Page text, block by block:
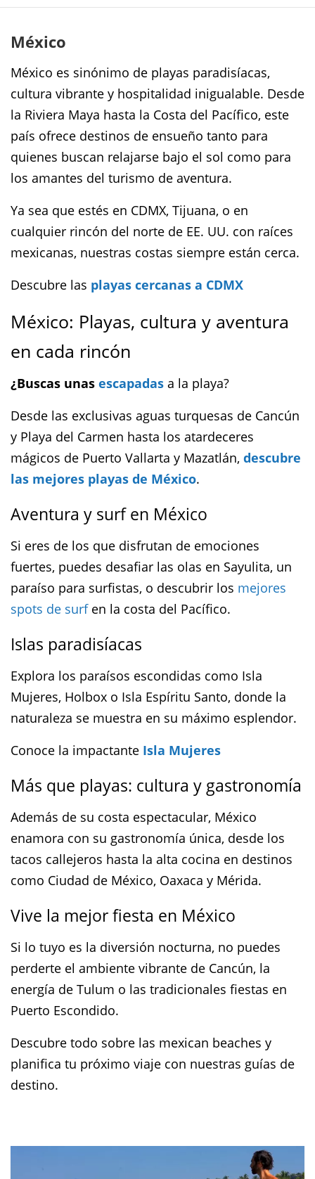
México
México es sinónimo de playas paradisíacas,
cultura vibrante y hospitalidad inigualable. Desde
la Riviera Maya hasta la Costa del Pacífico, este
país ofrece destinos de ensueño tanto para
quienes buscan relajarse bajo el sol como para
los amantes del turismo de aventura.
Ya sea que estés en CDMX, Tijuana, o en
cualquier rincón del norte de EE. UU. con raíces
mexicanas, nuestras costas siempre están cerca.
Descubre las playas cercanas a CDMX
México: Playas, cultura y aventura
en cada rincón
¿Buscas unas escapadas a la playa?
Desde las exclusivas aguas turquesas de Cancún
y Playa del Carmen hasta los atardeceres
mágicos de Puerto Vallarta y Mazatlán, descubre
las mejores playas de México.
Aventura y surf en México
Si eres de los que disfrutan de emociones
fuertes, puedes desafiar las olas en Sayulita, un
paraíso para surfistas, o descubrir los mejores
spots de surfen la costa del Pacífico.
Islas paradisíacas
Explora los paraísos escondidas como Isla
Mujeres, Holbox o Isla Espíritu Santo, donde la
naturaleza se muestra en su máximo esplendor.
Conoce la impactante Isla Mujeres
Más que playas: cultura y gastronomía
Además de su costa espectacular, México
enamora con su gastronomía única, desde los
tacos callejeros hasta la alta cocina en destinos
como Ciudad de México, Oaxaca y Mérida.
Vive la mejor fiesta en México
Si lo tuyo es la diversión nocturna, no puedes
perderte el ambiente vibrante de Cancún, la
energía de Tulum o las tradicionales fiestas en
Puerto Escondido.
Descubre todo sobre las mexican beaches y
planifica tu próximo viaje con nuestras guías de
destino.